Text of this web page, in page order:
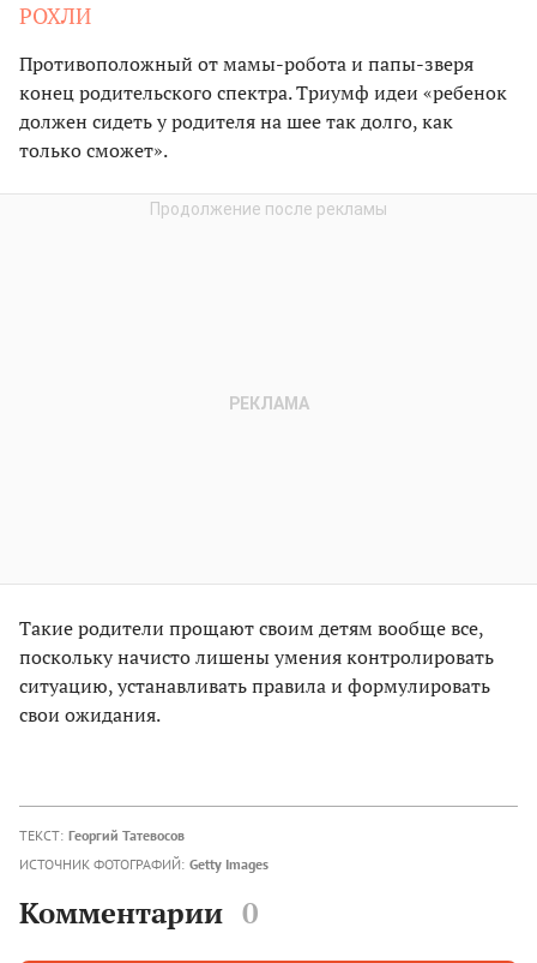
РОХЛИ
Противоположный от мамы-робота и папы-зверя
конец родительского спектра. Триумф идеи «ребенок
должен сидеть у родителя на шее так долго, как
только сможет».
Такие родители прощают своим детям вообще все,
поскольку начисто лишены умения контролировать
ситуацию, устанавливать правила и формулировать
свои ожидания.
ТЕКСТ: Георгий Татевосов
ИСТОЧНИК ФОТОГРАФИЙ: Getty Images
Комментарии 0